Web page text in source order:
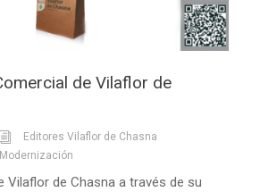
de Vilaflor de
Editores Vilaflor de Chasna
Modernización
Vilaflor de Chasna a través de su